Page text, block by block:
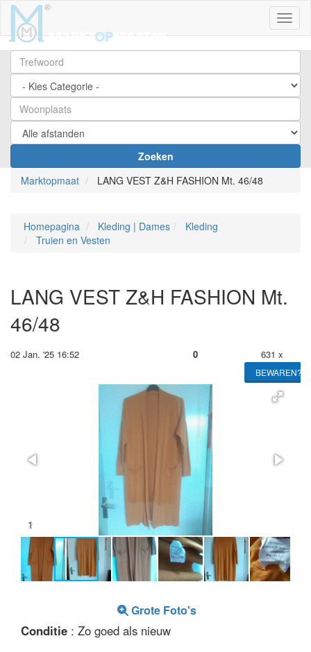
Zoeken
Marktopmaat
LANG VEST Z&H FASHION Mt. 46/48
Homepagina Kleding | Dames
Kleding
Truien en Vesten
LANG VEST Z&H FASHION Mt.
46/48
02 Jan. '25 16:52 0 631 x
BEWAREN?
2
Grote Foto's
Conditie : Zo goed als nieuw